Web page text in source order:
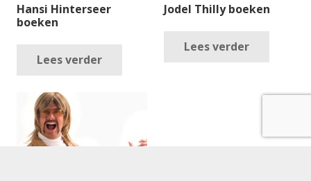
Hansi Hinterseer
boeken
Lees verder
Jodel Thilly boeken
Lees verder